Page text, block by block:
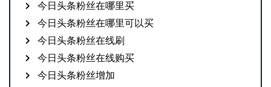
今日头条粉丝在哪里买
今日头条粉丝在哪里可以买
今日头条粉丝在线刷
今日头条粉丝在线购买
今日头条粉丝增加